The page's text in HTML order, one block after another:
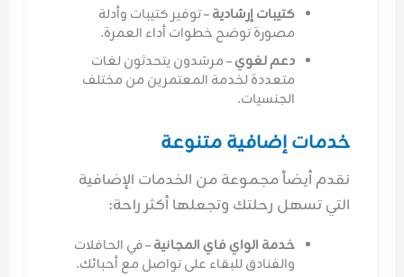
كتيبات إرشادية– توفير كتيبات وأدلة
مصورة توضح خطوات أداء العمرة.
دعم لغوي– مرشدون يتحدثون لغات
متعددة لخدمة المعتمرين من مختلف
الجنسيات.
خدمات إضافية متنوعة
نقدم أيضاً مجموعة من الخدمات الإضافية
التي تسهل رحلتك وتجعلها أكثر راحة:
خدمة الواي فاي المجانية– في الحافلات
والفنادق للبقاء على تواصل مع أحبائك.